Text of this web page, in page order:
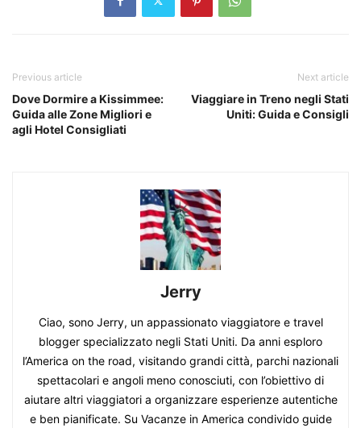
Previous article
Dove Dormire a Kissimmee:
Guida alle Zone Migliori e
agli Hotel Consigliati
Next article
Viaggiare in Treno negli Stati
Uniti: Guida e Consigli
Jerry
Ciao, sono Jerry, un appassionato viaggiatore e travel
blogger specializzato negli Stati Uniti. Da anni esploro
l’America on the road, visitando grandi città, parchi nazionali
spettacolari e angoli meno conosciuti, con l’obiettivo di
aiutare altri viaggiatori a organizzare esperienze autentiche
e ben pianificate. Su Vacanze in America condivido guide